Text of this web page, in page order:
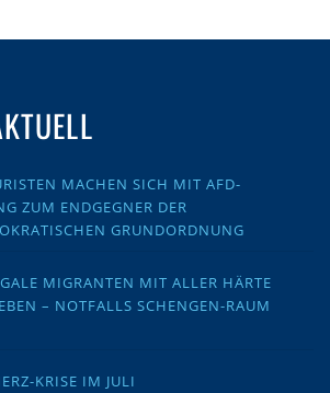
MACHEN SICH MIT AFD-
ZUM ENDGEGNER DER
GRUNDORDNUNG
MIGRANTEN MIT ALLER HÄRTE
– NOTFALLS SCHENGEN-RAUM
KRISE IM JULI